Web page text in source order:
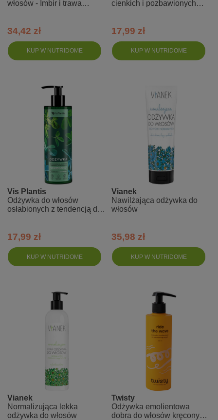
KUP W NUTRIDOME
włosów - Imbir i trawa
34,42 zł
KUP W NUTRIDOME
cienkich i pozbawionych
17,99 zł
KUP W NUTRIDOME
Vis Plantis
Odżywka do włosów
osłabionych z tendencją do
17,99 zł
KUP W NUTRIDOME
Vianek
Nawilżająca odżywka do
włosów
35,98 zł
Vianek
Normalizująca lekka
odżywka do włosów
Twisty
Odżywka emolientowa
dobra do włosów kręconych